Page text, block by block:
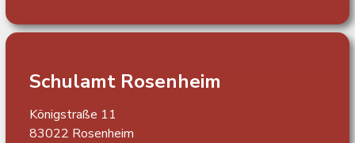
Schulamt Rosenheim
Königstraße 11
83022 Rosenheim